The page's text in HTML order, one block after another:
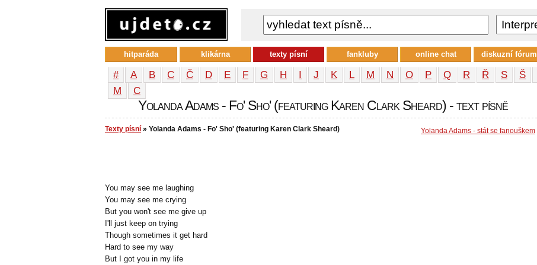
# A B C Č D E F G H I J K L M N O P Q R Ř S Š
М
С
Yolanda Adams - Fo' Sho' (featuring Karen Clark Sheard) - text písně
Texty písní » Yolanda Adams - Fo' Sho' (featuring Karen Clark Sheard) Yolanda Adams - stát se fanouškem
You may see me laughing
You may see me crying
But you won't see me give up
I'll just keep on trying
Though sometimes it get hard
Hard to see my way
But I got you in my life
hitparáda klikárna texty písní fankluby online chat diskuzní fórum